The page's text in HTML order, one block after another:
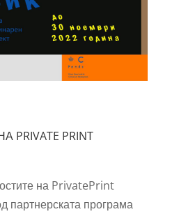
PRINT
на PrivatePrint
партнерската програма